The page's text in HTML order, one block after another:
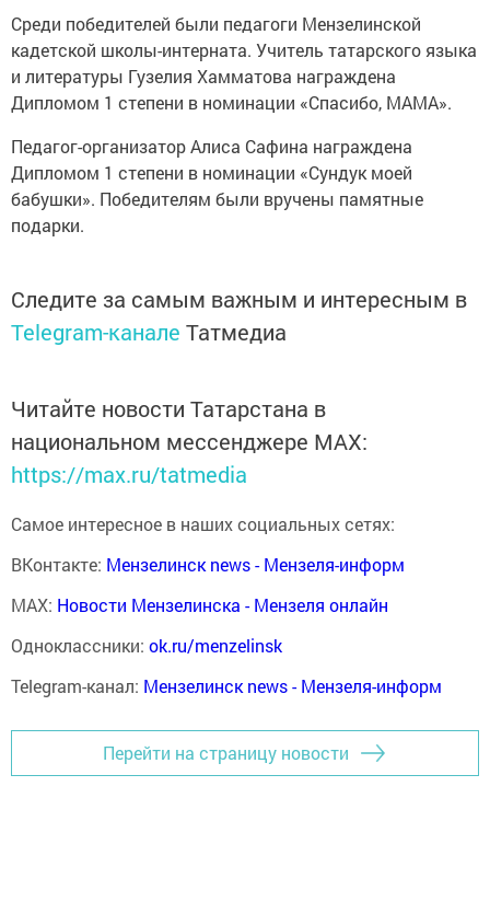
Среди победителей были педагоги Мензелинской
кадетской школы-интерната. Учитель татарского языка
и литературы Гузелия Хамматова награждена
Дипломом 1 степени в номинации «Спасибо, МАМА».
Педагог-организатор Алиса Сафина награждена
Дипломом 1 степени в номинации «Сундук моей
бабушки». Победителям были вручены памятные
подарки.
Следите за самым важным и интересным в
Telegram-канале Татмедиа
Читайте новости Татарстана в
национальном мессенджере MАХ:
https://max.ru/tatmedia
Самое интересное в наших социальных сетях:
ВКонтакте: Мензелинск news - Мензеля-информ
MAX: Новости Мензелинска - Мензеля онлайн
Одноклассники: ok.ru/menzelinsk
Telegram-канал: Мензелинск news - Мензеля-информ
Перейти на страницу новости